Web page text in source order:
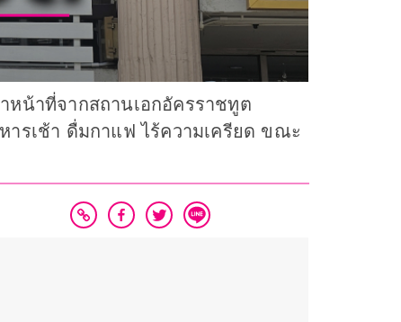
น้าที่จากสถานเอกอัครราชทูต
รเช้า ดื่มกาแฟ ไร้ความเครียด ขณะ